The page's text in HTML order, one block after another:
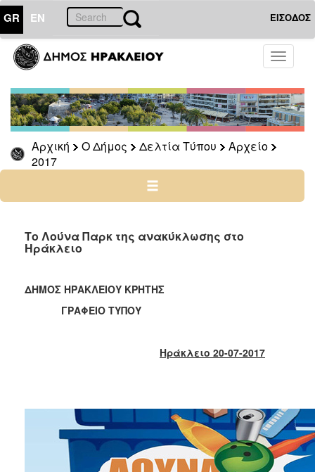
GR EN ΕΙΣΟΔΟΣ
Toggle
Αρχική Ο Δήμος Δελτία Τύπου
Αρχείο
2017
ΔΗΜΟΣ
Δελτία
Τύπου
Αρχείο
2026
2025
2022
2021
2019
2018
2012
2011
2010
Το Λούνα Παρκ της ανακύκλωσης στο
Ηράκλειο
ΔΗΜΟΣ ΗΡΑΚΛΕΙΟΥ ΚΡΗΤΗΣ
ΓΡΑΦΕΙΟ ΤΥΠΟΥ
Ηράκλειο 20-07-2017